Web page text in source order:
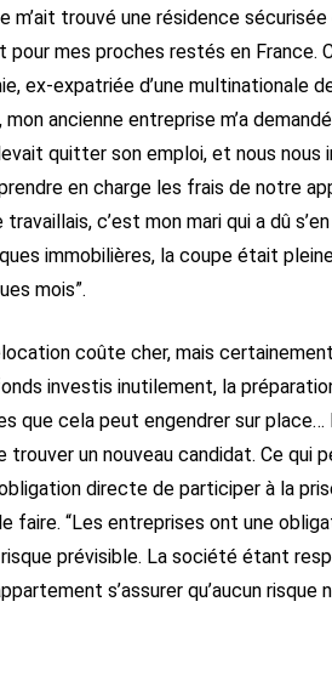
m’ait trouvé une résidence
pour mes proches restés en France.
ex-expatriée d’une multinationale
mon ancienne entreprise m’a
quitter son emploi, et nous
en charge les frais de notre
c’est mon mari qui a dû
immobilières, la coupe était
mois”.
coûte cher, mais
investis inutilement, la
que cela peut engendrer sur
trouver un nouveau candidat. Ce
directe de participer à la
faire. “Les entreprises ont une
prévisible. La société étant
s’assurer qu’aucun